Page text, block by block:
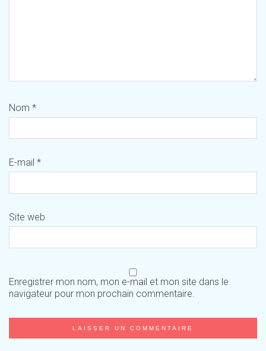
Nom *
E-mail *
Site web
Enregistrer mon nom, mon e-mail et mon site dans le
navigateur pour mon prochain commentaire.